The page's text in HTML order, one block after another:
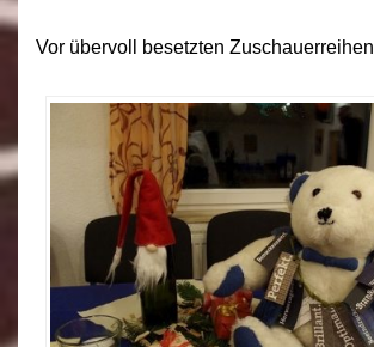
Vor übervoll besetzten Zuschauerreihen